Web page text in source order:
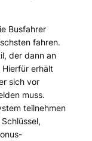
Busfahrer
fahren.
der dann an
erhält
sich vor
muss.
teilnehmen